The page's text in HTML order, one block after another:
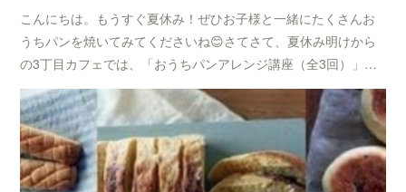
こんにちは。もうすぐ夏休み！ぜひお子様と一緒にたくさんお
うちパンを焼いてみてくださいね😊さてさて、夏休み明けから
の3丁目カフェでは、「おうちパンアレンジ講座（全3回）」…